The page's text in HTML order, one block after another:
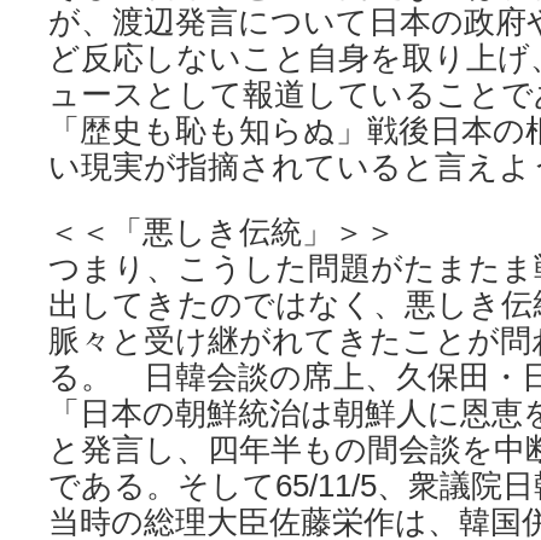
が、渡辺発言について日本の政
ど反応しないこと自身を取り上
ュースとして報道していること
「歴史も恥も知らぬ」戦後日本
い現実が指摘されていると言えよ
＜＜「悪しき伝統」＞＞
つまり、こうした問題がたまた
出してきたのではなく、悪しき
脈々と受け継がれてきたことが
る。 日韓会談の席上、久保田・
「日本の朝鮮統治は朝鮮人に恩
と発言し、四年半もの間会談を中
である。そして65/11/5、衆議院
当時の総理大臣佐藤栄作は、韓国